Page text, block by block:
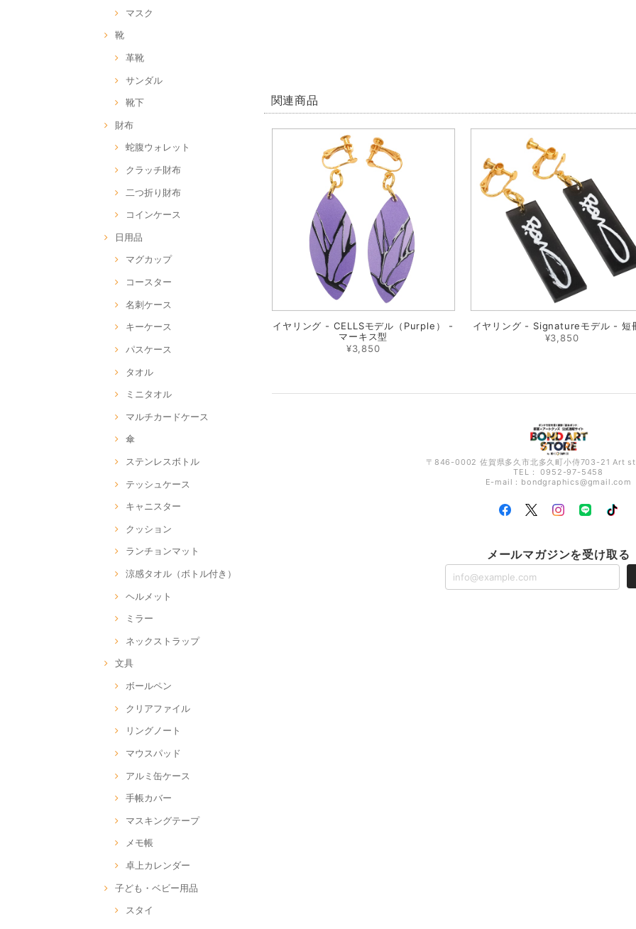
マスク
靴
革靴
サンダル
靴下
財布
蛇腹ウォレット
クラッチ財布
二つ折り財布
コインケース
日用品
マグカップ
コースター
名刺ケース
キーケース
パスケース
タオル
ミニタオル
マルチカードケース
傘
ステンレスボトル
テッシュケース
キャニスター
クッション
ランチョンマット
涼感タオル（ボトル付き）
ヘルメット
ミラー
ネックストラップ
文具
ボールペン
クリアファイル
リングノート
マウスパッド
アルミ缶ケース
手帳カバー
マスキングテープ
メモ帳
卓上カレンダー
子ども・ベビー用品
スタイ
関連商品
イヤリング - CELLSモデル（Purple） -
マーキス型
¥3,850
イヤリング - Signatureモデル - 短
¥3,850
〒846-0002 佐賀県多久市北多久町小侍703-21 Art
TEL： 0952-97-5458
E-mail： bondgraphics@gmail.com
メールマガジンを受け取る